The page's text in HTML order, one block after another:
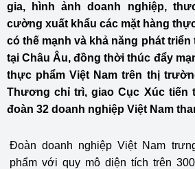
gia, hình ảnh doanh nghiệp,
cường xuất khẩu các mặt hàng
có thế mạnh và khả năng phát
tại Châu Âu, đồng thời thúc đẩy
thực phẩm Việt Nam trên thị
Thương chỉ trì, giao Cục Xúc tiến
đoàn 32 doanh nghiệp Việt Nam
Đoàn doanh nghiệp Việt Nam
phẩm với quy mô diện tích trên